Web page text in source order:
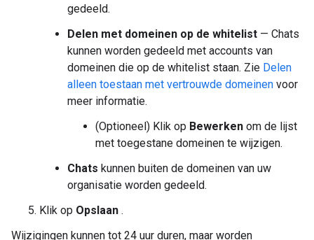
gedeeld.
Delen met domeinen op de whitelist — Chats
kunnen worden gedeeld met accounts van
domeinen die op de whitelist staan. Zie Delen
alleen toestaan ​​met vertrouwde domeinen voor
meer informatie.
(Optioneel) Klik op Bewerken om de lijst
met toegestane domeinen te wijzigen.
Chats kunnen buiten de domeinen van uw
organisatie worden gedeeld.
Klik op Opslaan .
Wijzigingen kunnen tot 24 uur duren, maar worden